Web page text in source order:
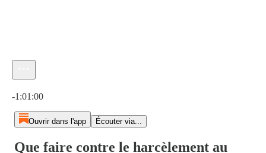
-1:01:00
Ouvrir dans l'app Écouter via...
Que faire contre le harcèlement au